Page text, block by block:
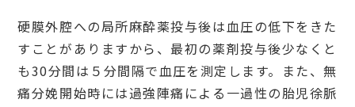
硬膜外腔への局所麻酔薬投与後は血圧の低下をきた
すことがありますから、最初の薬剤投与後少なくと
も30分間は５分間隔で血圧を測定します。また、無
痛分娩開始時には過強陣痛による一過性の胎児徐脈